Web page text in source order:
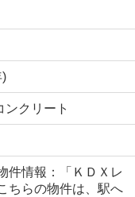
ンクリート
件情報：「ＫＤＸレ
ちらの物件は、駅へ